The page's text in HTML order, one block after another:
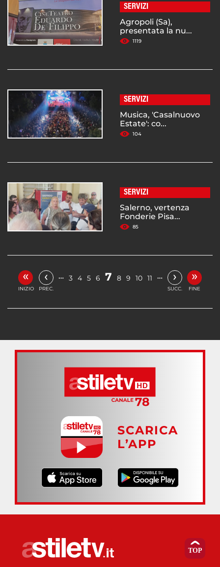
SERVIZI
Agropoli (Sa),
presentata la nu...
1119
SERVIZI
Musica, 'Casalnuovo
Estate': co...
104
SERVIZI
Salerno, vertenza
Fonderie Pisa...
85
«
INIZIO
‹
PREC.
… 3 4 5 6 7 8 9 10 11 … ›
SUCC.
»
FINE
SCARICA
L’APP